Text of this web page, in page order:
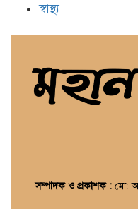
স্বাস্থ্য
সম্পাদক ও প্রকাশক : মো: